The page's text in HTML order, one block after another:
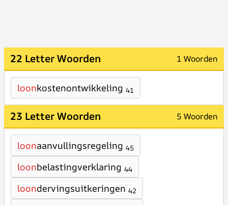
22 Letter Woorden 1 Woorden
loonkostenontwikkeling 41
23 Letter Woorden 5 Woorden
loonaanvullingsregeling 45
loonbelastingverklaring 44
loondervingsuitkeringen 42